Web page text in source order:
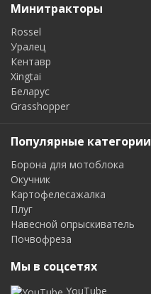
Минитракторы
Rossel
Уралец
Кентавр
Xingtai
Беларус
Grasshopper
Популярные категории
Борона для мотоблока
Окучник
Картофелесажалка
Плуг
Навесной опрыскиватель
Почвофреза
Мы в соцсетях
YouTube